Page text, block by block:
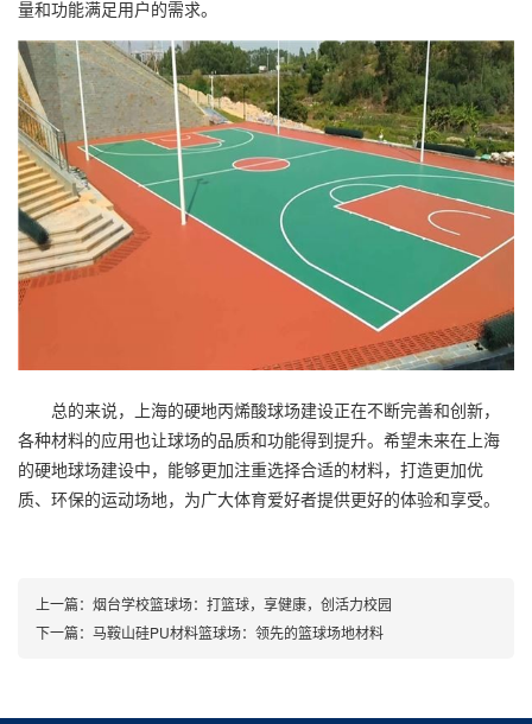
量和功能满足用户的需求。
总的来说，上海的硬地丙烯酸球场建设正在不断完善和创新，
各种材料的应用也让球场的品质和功能得到提升。希望未来在上海
的硬地球场建设中，能够更加注重选择合适的材料，打造更加优
质、环保的运动场地，为广大体育爱好者提供更好的体验和享受。
上一篇： 烟台学校篮球场：打篮球，享健康，创活力校园
下一篇： 马鞍山硅PU材料篮球场：领先的篮球场地材料